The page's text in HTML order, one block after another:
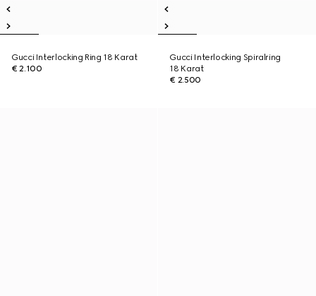
Gucci Interlocking Ring 18 Karat
€ 2.100
Gucci Interlocking Spiralring
18 Karat
€ 2.500